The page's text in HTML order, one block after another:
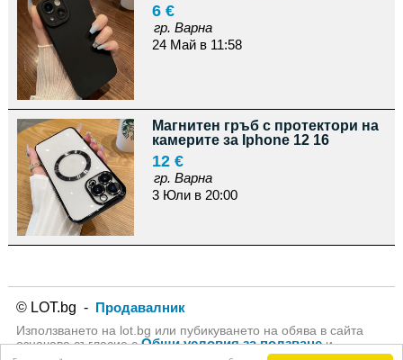
6 €
гр. Варна
24 Май в 11:58
Магнитен гръб с протектори на
камерите за Iphone 12 16
12 €
гр. Варна
3 Юли в 20:00
© LOT.bg - Продавалник
Използването на lot.bg или пубикуването на обява в сайта
означава съгласие сОбщи условия за ползванеи
Политика за личните данни на lot.bg